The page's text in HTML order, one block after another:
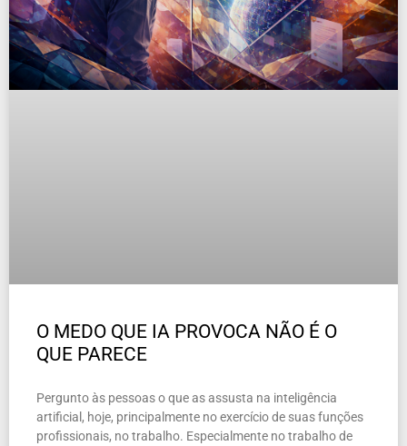
O MEDO QUE IA PROVOCA NÃO É O
QUE PARECE
Pergunto às pessoas o que as assusta na inteligência
artificial, hoje, principalmente no exercício de suas funções
profissionais, no trabalho. Especialmente no trabalho de